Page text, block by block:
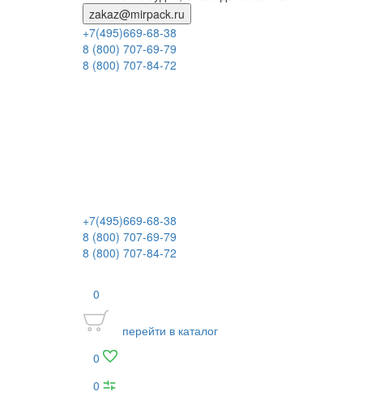
zakaz@mirpack.ru
+7(495)669-68-38
8 (800) 707-69-79
8 (800) 707-84-72
+7(495)669-68-38
8 (800) 707-69-79
8 (800) 707-84-72
0
перейти в каталог
0
0